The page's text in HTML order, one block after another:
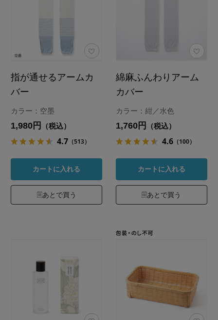
指が通せるアームカ
バー
カラー：空墨
1,980円 （税込）
4.7 （513）
カートに入れる
あとで買う
綿麻ふんわりアーム
カバー
カラー：紺／水色
1,760円 （税込）
4.6 （100）
カートに入れる
あとで買う